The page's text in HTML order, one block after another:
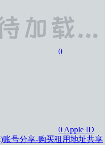
0
0 Apple ID
账号分享-购买租用地址共享